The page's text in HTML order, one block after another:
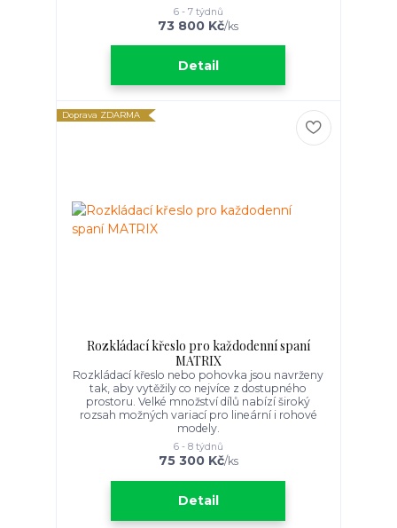
73 800 Kč/ks
6 - 7 týdnů
Detail
Doprava ZDARMA
Rozkládací křeslo pro každodenní spaní
MATRIX
Rozkládací křeslo nebo pohovka jsou navrženy
tak, aby vytěžily co nejvíce z dostupného
prostoru. Velké množství dílů nabízí široký
rozsah možných variací pro lineární i rohové
modely.
75 300 Kč/ks
6 - 8 týdnů
Detail